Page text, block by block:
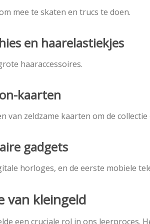
mee te skaten en trucs te doen.
en haarelastiekjes
haaraccessoires.
kaarten
van zeldzame kaarten om de
gadgets
horloges, en de eerste mobiele
van kleingeld
een cruciale rol in ons leerproces.